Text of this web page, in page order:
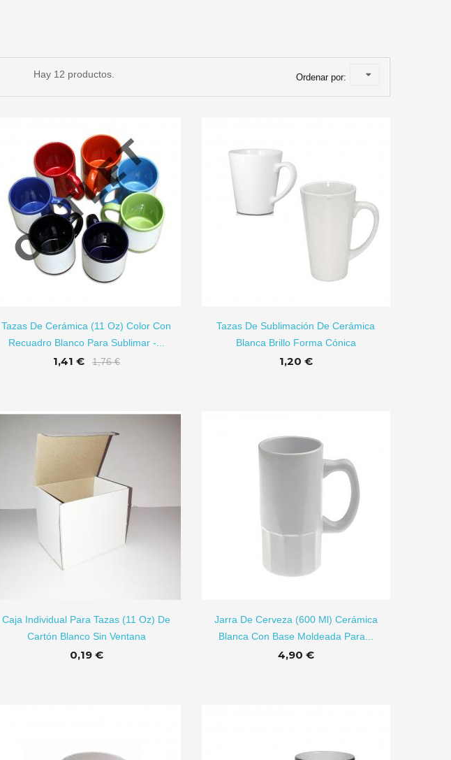
Imanes De
Taza De
Puzzle Para
Hay 12 productos. Ordenar por:
Tazas De Cerámica (11 Oz) Color Con
Recuadro Blanco Para Sublimar -...
1,41 € 1,76 €
Tazas De Sublimación De Cerámica
Blanca Brillo Forma Cónica
1,20 €
Caja Individual Para Tazas (11 Oz) De
Cartón Blanco Sin Ventana
0,19 €
Jarra De Cerveza (600 Ml) Cerámica
Blanca Con Base Moldeada Para...
4,90 €